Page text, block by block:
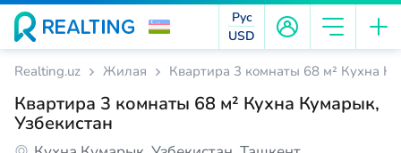
Рус
USD
Realting.uz Жилая Квартира 3 комнаты 68 м² Кухна
Квартира 3 комнаты 68 м² Кухна Кумарык,
Узбекистан